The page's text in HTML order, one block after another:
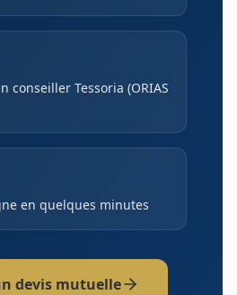
conseiller Tessoria (ORIAS
en quelques minutes
devis mutuelle